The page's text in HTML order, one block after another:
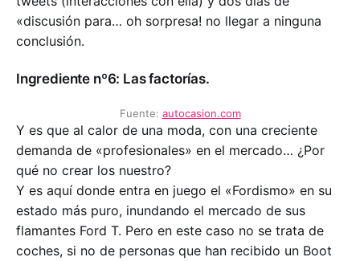
«discusión para… oh sorpresa! no llegar a ninguna
conclusión.
Ingrediente nº6: Las factorías.
Fuente: autocasion.com
Y es que al calor de una moda, con una creciente
demanda de «profesionales» en el mercado… ¿Por
qué no crear los nuestro?
Y es aquí donde entra en juego el «Fordismo» en su
estado más puro, inundando el mercado de sus
flamantes Ford T. Pero en este caso no se trata de
coches, si no de personas que han recibido un Boot